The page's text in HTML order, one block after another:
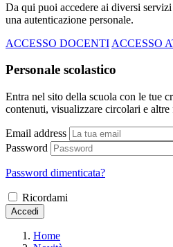
Da qui puoi accedere ai diversi
una autenticazione personale.
ACCESSO DOCENTI ACCESSO
Personale scolastico
Entra nel sito della scuola con le tue
contenuti, visualizzare circolari e
Email address
Password
Password dimenticata?
Ricordami
Accedi
Home